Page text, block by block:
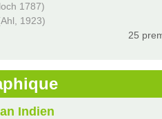
1787)
1923)
25
Indien